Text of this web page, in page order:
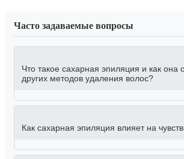
Часто задаваемые вопросы
Что такое сахарная эпиляция и как она
других методов удаления волос?
Как сахарная эпиляция влияет на